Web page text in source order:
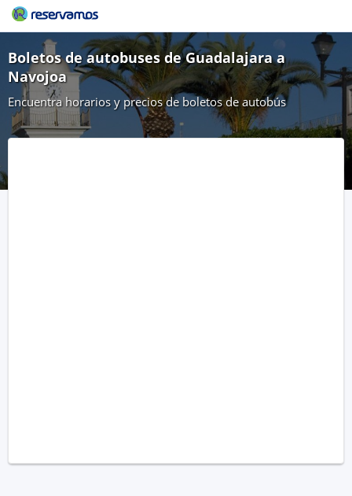
Boletos de autobuses de Guadalajara a
Navojoa
Encuentra horarios y precios de boletos de autobús